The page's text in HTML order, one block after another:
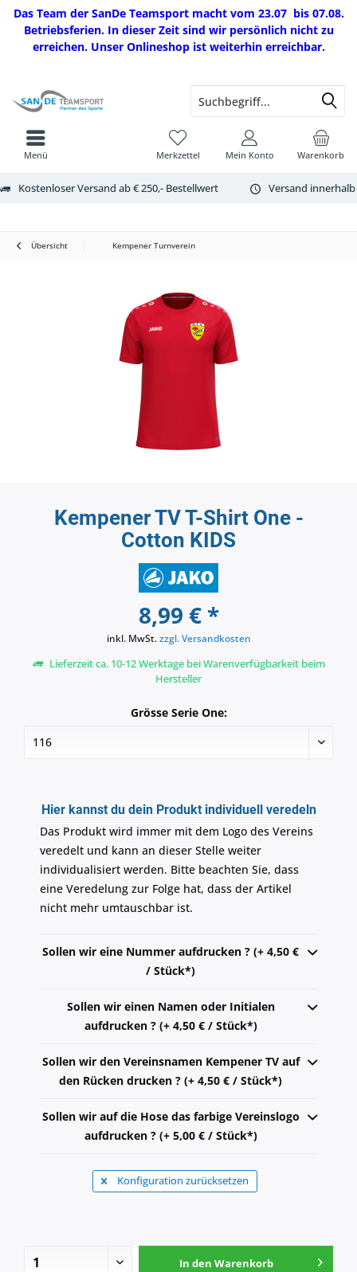
Das Team der SanDe Teamsport macht vom 23.07 bis 07.08.
Betriebsferien. In dieser Zeit sind wir persönlich nicht zu
erreichen. Unser Onlineshop ist weiterhin erreichbar.
Kostenloser Versand ab € 250,- Bestellwert Versand
Warenkorb
Merkzettel Mein Konto
Menü
Übersicht Kempener Turnverein
Kempener TV T-Shirt One -
Cotton KIDS
8,99 € *
inkl. MwSt.zzgl. Versandkosten
Lieferzeit ca. 10-12 Werktage bei Warenverfügbarkeit beim
Hersteller
Grösse Serie One:
Hier kannst du dein Produkt individuell veredeln
Das Produkt wird immer mit dem Logo des Vereins
veredelt und kann an dieser Stelle weiter
individualisiert werden. Bitte beachten Sie, dass
eine Veredelung zur Folge hat, dass der Artikel
nicht mehr umtauschbar ist.
Sollen wir eine Nummer aufdrucken ? (+ 4,50 €
/ Stück*)
Sollen wir einen Namen oder Initialen
aufdrucken ? (+ 4,50 € / Stück*)
Sollen wir den Vereinsnamen Kempener TV auf
den Rücken drucken ? (+ 4,50 € / Stück*)
Sollen wir auf die Hose das farbige Vereinslogo
aufdrucken ? (+ 5,00 € / Stück*)
Konfiguration zurücksetzen
In den Warenkorb